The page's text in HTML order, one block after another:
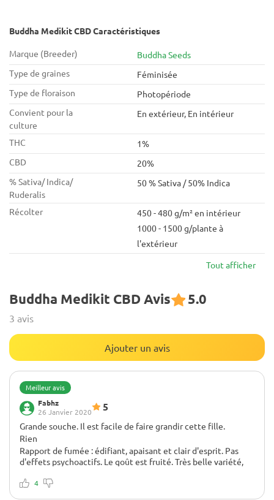
Buddha Medikit CBD Caractéristiques
Marque (Breeder)
Buddha Seeds
Type de graines
Féminisée
Type de floraison
Photopériode
Convient pour la
culture
En extérieur, En intérieur
THC
1%
CBD
20%
% Sativa/ Indica/
Ruderalis
50 % Sativa / 50% Indica
Récolter
450 - 480 g/m² en intérieur
1000 - 1500 g/plante à
l'extérieur
Tout afficher
Buddha Medikit CBD Avis 5.0
3 avis
Ajouter un avis
Meilleur avis
Fabhz
26 Janvier 2020
5
Grande souche. Il est facile de faire grandir cette fille.
Rien
Rapport de fumée : édifiant, apaisant et clair d'esprit. Pas
d'effets psychoactifs. Le goût est fruité. Très belle variété,
4